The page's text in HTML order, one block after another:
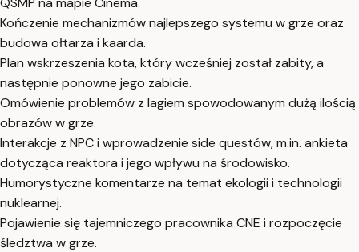
Kończenie mechanizmów najlepszego systemu w grze oraz
budowa ołtarza i kaarda.
Plan wskrzeszenia kota, który wcześniej został zabity, a
następnie ponowne jego zabicie.
Omówienie problemów z lagiem spowodowanym dużą ilością
obrazów w grze.
Interakcje z NPC i wprowadzenie side questów, m.in. ankieta
dotycząca reaktora i jego wpływu na środowisko.
Humorystyczne komentarze na temat ekologii i technologii
nuklearnej.
Pojawienie się tajemniczego pracownika CNE i rozpoczęcie
śledztwa w grze.